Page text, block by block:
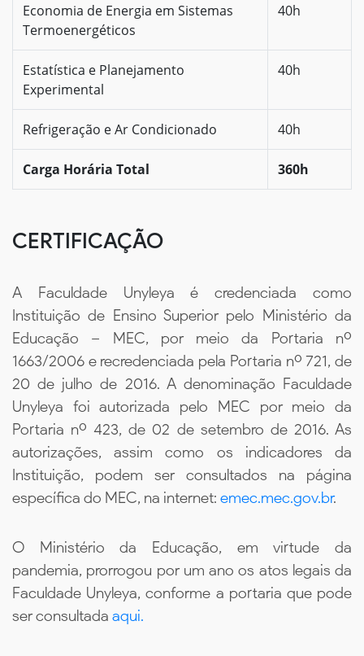
Economia de Energia em Sistemas
Termoenergéticos
40h
Estatística e Planejamento
Experimental
40h
Refrigeração e Ar Condicionado 40h
Carga Horária Total 360h
CERTIFICAÇÃO
A Faculdade Unyleya é credenciada como
Instituição de Ensino Superior pelo Ministério da
Educação – MEC, por meio da Portaria nº
1663/2006 e recredenciada pela Portaria nº 721, de
20 de julho de 2016. A denominação Faculdade
Unyleya foi autorizada pelo MEC por meio da
Portaria nº 423, de 02 de setembro de 2016. As
autorizações, assim como os indicadores da
Instituição, podem ser consultados na página
específica do MEC, na internet: emec.mec.gov.br.
O Ministério da Educação, em virtude da
pandemia, prorrogou por um ano os atos legais da
Faculdade Unyleya, conforme a portaria que pode
ser consultada aqui.